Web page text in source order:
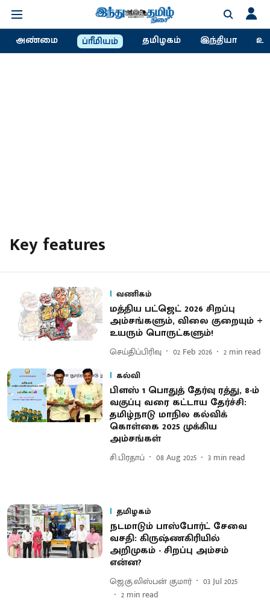
அண்மை ப்ரீமியம் தமிழகம் இந்தியா
Key features
வணிகம்
மத்திய பட்ஜெட் 2026 சிறப்பு
அம்சங்களும், விலை குறையும் +
உயரும் பொருட்களும்!
செய்திப்பிரிவு 02 Feb 2026 2 min read
கல்வி
பிளஸ் 1 பொதுத் தேர்வு ரத்து, 8-ம்
வகுப்பு வரை கட்டாய தேர்ச்சி:
தமிழ்நாடு மாநில கல்விக்
கொள்கை 2025 முக்கிய
அம்சங்கள்
சி.பிரதாப் 08 Aug 2025 3 min read
தமிழகம்
நடமாடும் பாஸ்போர்ட் சேவை
வசதி: கிருஷ்ணகிரியில்
அறிமுகம் - சிறப்பு அம்சம்
என்ன?
ஜெ.கு.லிஸ்பன் குமார்
03 Jul 2025
2 min read